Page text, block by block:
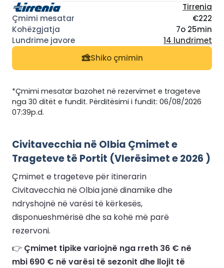
Tirrenia
€222
7o 25min
14 lundrimet
Shiko çmimin
*Çmimi mesatar bazohet në rezervimet e trageteve
nga 30 ditët e fundit. Përditësimi i fundit: 06/08/2026
07:39p.d.
Civitavecchia në Olbia Çmimet e
Trageteve të Portit (Vlerësimet e 2026 )
Çmimet e trageteve për itinerarin
Civitavecchia në Olbia janë dinamike dhe
ndryshojnë në varësi të kërkesës,
disponueshmërisë dhe sa kohë më parë
rezervoni.
👉 Çmimet tipike variojnë nga rreth 36 € në
mbi 690 € në varësi të sezonit dhe llojit të